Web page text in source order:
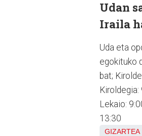
Udan
Iraila
Uda eta
egokituko
bat;
Lekaio:
13:30
GIZARTEA